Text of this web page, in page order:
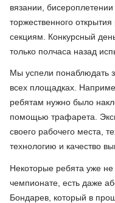
вязании,
торжественного
секциям. Конкурсный
только полчаса назад
Мы успели понаблюдать
всех площадках.
ребятам нужно было
помощью трафарета.
своего рабочего места,
технологию и качество
Некоторые ребята уже
чемпионате, есть даже
Бондарев, который в